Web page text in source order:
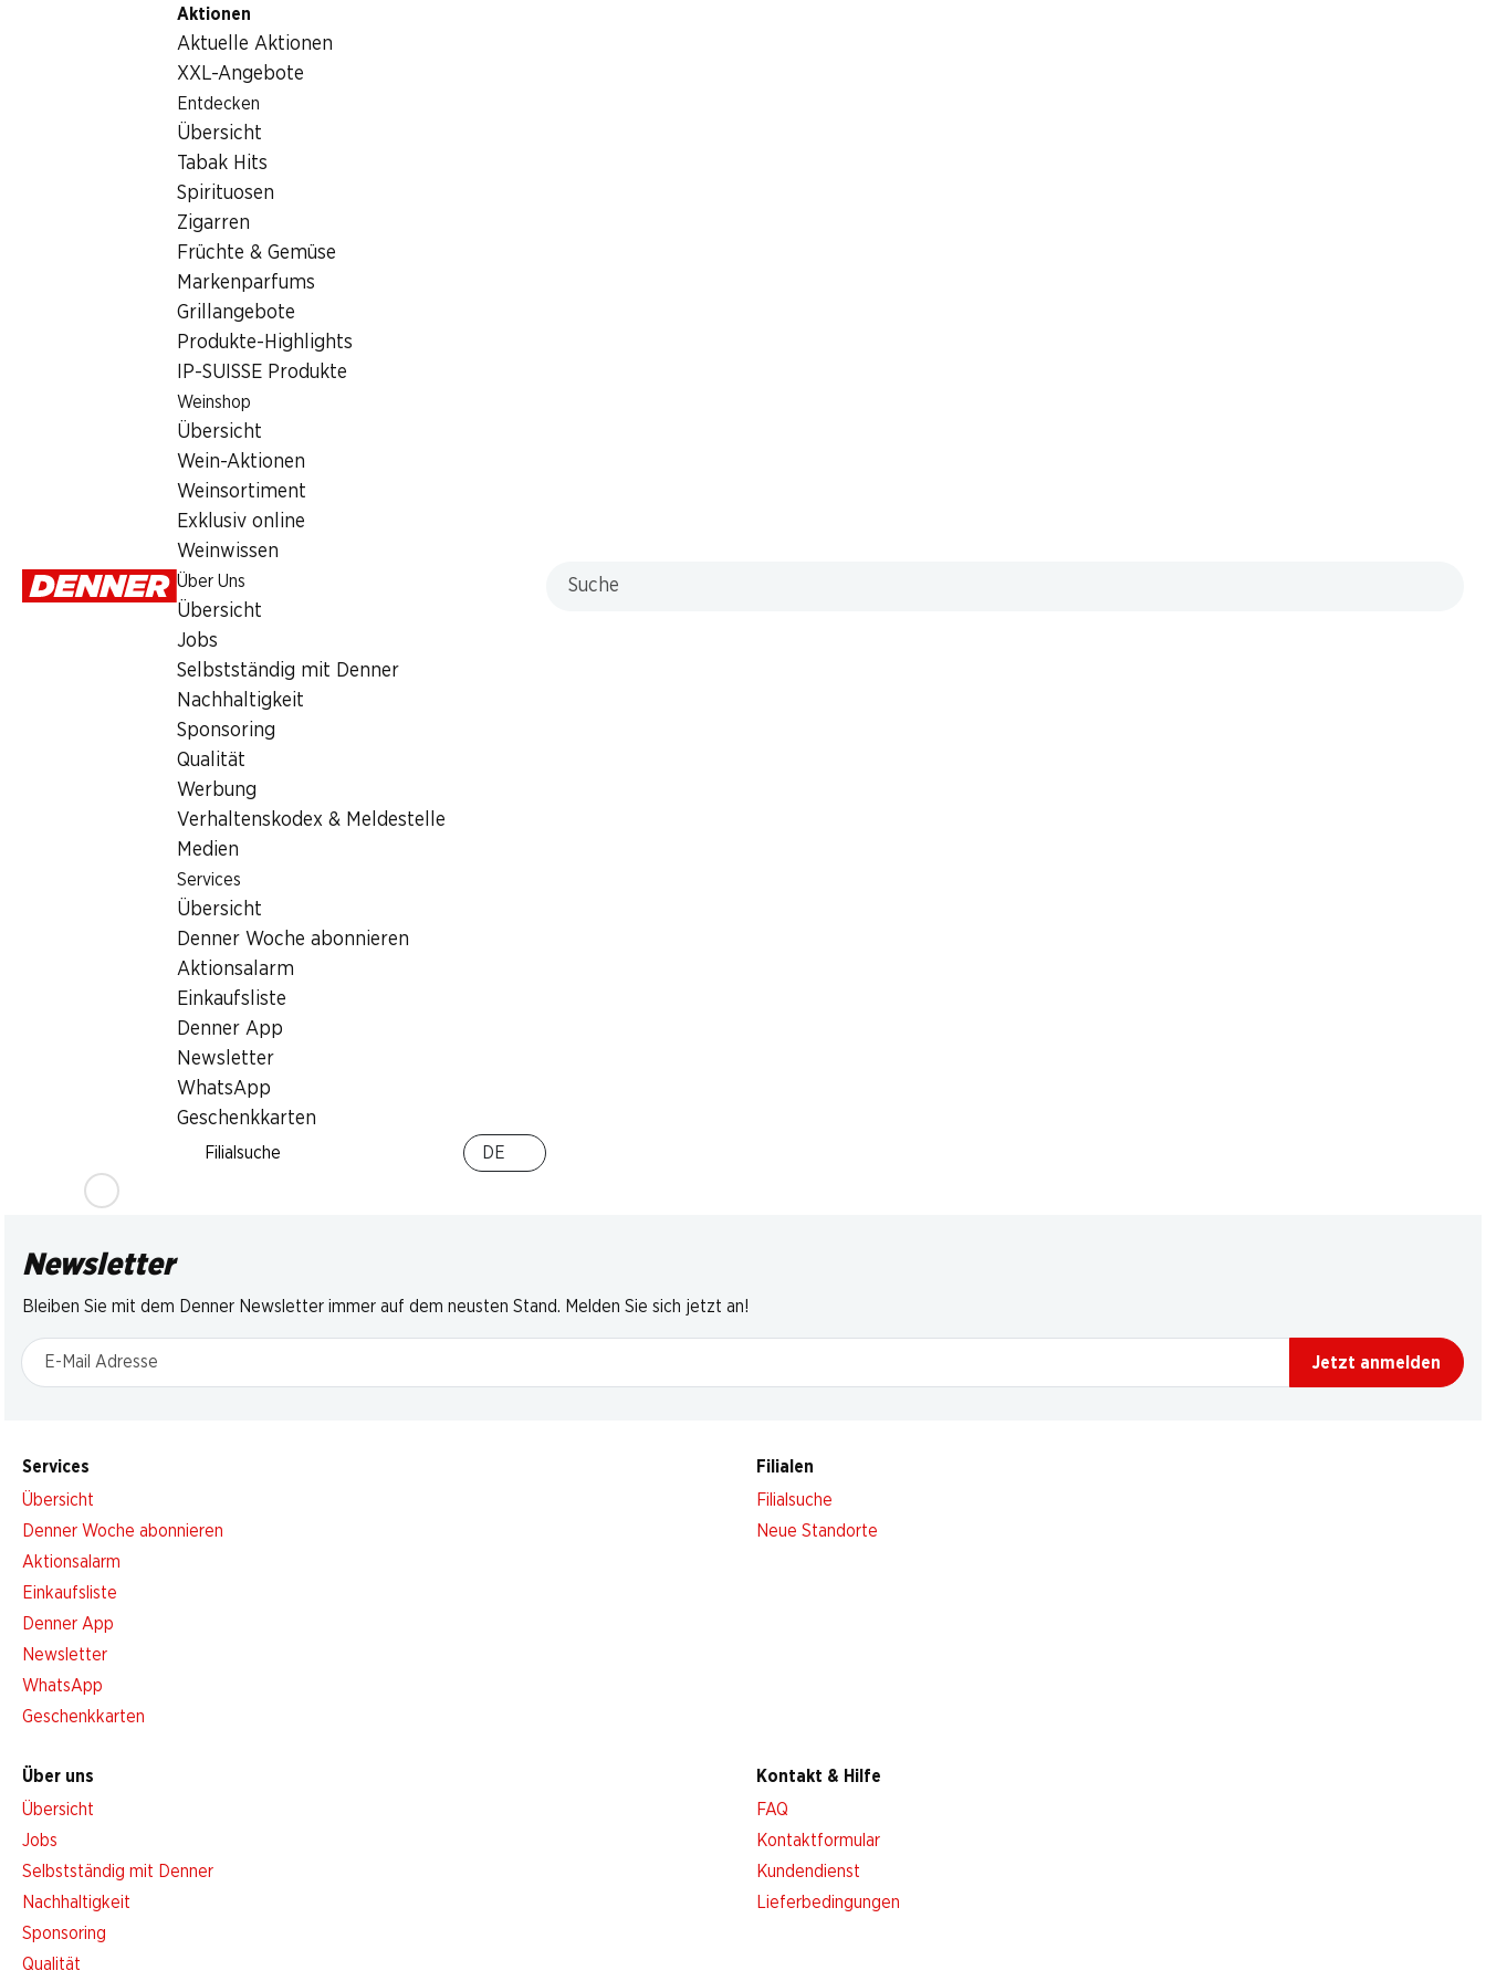
Aktionen
Aktuelle Aktionen
XXL-Angebote
Entdecken
Übersicht
Tabak Hits
Spirituosen
Zigarren
Früchte & Gemüse
Markenparfums
Grillangebote
Produkte-Highlights
IP-SUISSE Produkte
Weinshop
Übersicht
Wein-Aktionen
Weinsortiment
Exklusiv online
Weinwissen
Über Uns
Übersicht
Jobs
Selbstständig mit Denner
Nachhaltigkeit
Sponsoring
Qualität
Werbung
Verhaltenskodex & Meldestelle
Medien
Services
Übersicht
Denner Woche abonnieren
Aktionsalarm
Einkaufsliste
Denner App
Newsletter
WhatsApp
Geschenkkarten
Filialsuche DE
Lebensmittel Schokolade/Süsses
Ferrero Rocher Praliné-Schokoladeneili Goldene Ostern
gefüllt mit Haselnusscrème, 90 g
1022573
Was andere Kunden kaufen
30%
Gusparo Croissants
Cacao
10 Stück, 450 g
3.45
Newsletter
Bleiben Sie mit dem Denner Newsletter immer auf dem neusten Stand. Melden Sie sich jetzt an!
E-Mail Adresse
Jetzt anmelden
Services
Übersicht
Denner Woche abonnieren
Aktionsalarm
Einkaufsliste
Denner App
Newsletter
WhatsApp
Geschenkkarten
Filialen
Filialsuche
Neue Standorte
Über uns
Übersicht
Jobs
Selbstständig mit Denner
Nachhaltigkeit
Sponsoring
Qualität
Kontakt & Hilfe
FAQ
Kontaktformular
Kundendienst
Lieferbedingungen